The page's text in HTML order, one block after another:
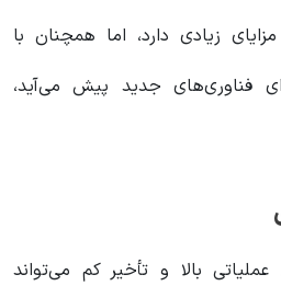
در حالی که شبکه OMNI مزایای زیادی دارد، اما همچنان با
فناوری‌های جدید پیش می‌آید،
بالا و تأخیر کم می‌تواند